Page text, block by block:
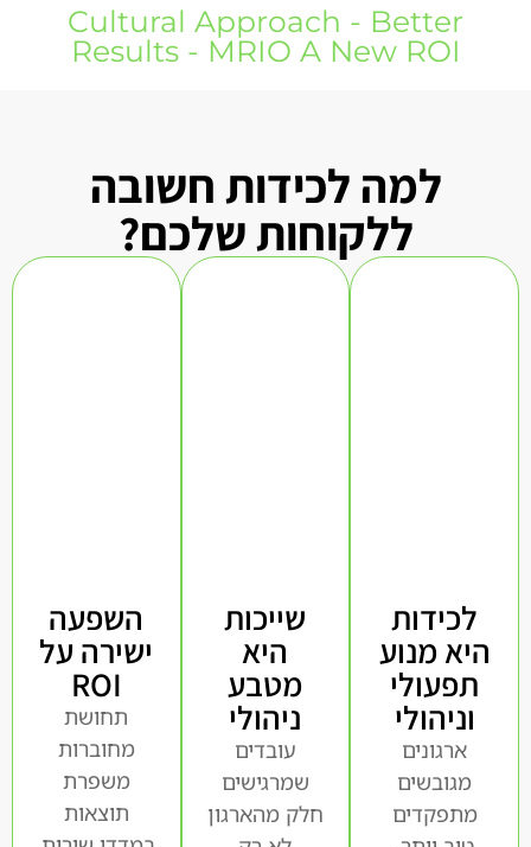
Cultural Approach - Better
Results - MRIO A New ROI
למה לכידות חשובה
ללקוחות שלכם?
לכידות
היא מנוע
תפעולי
וניהולי
ארגונים
מגובשים
מתפקדים
שייכות
היא
מטבע
ניהולי
עובדים
שמרגישים
חלק מהארגון
השפעה
ישירה על
ROI
תחושת
מחוברות
משפרת
תוצאות